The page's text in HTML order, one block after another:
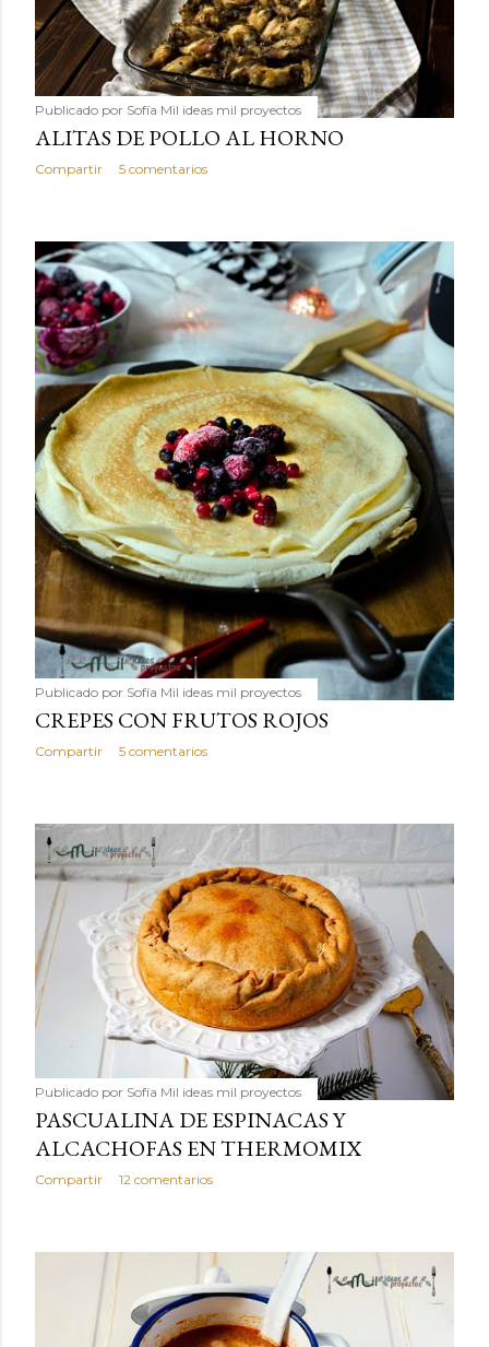
Publicado por Sofía Mil ideas mil proyectos
ALITAS DE POLLO AL HORNO
Compartir 5 comentarios
Publicado por Sofía Mil ideas mil proyectos
CREPES CON FRUTOS ROJOS
Compartir 5 comentarios
Publicado por Sofía Mil ideas mil proyectos
PASCUALINA DE ESPINACAS Y
ALCACHOFAS EN THERMOMIX
Compartir 12 comentarios